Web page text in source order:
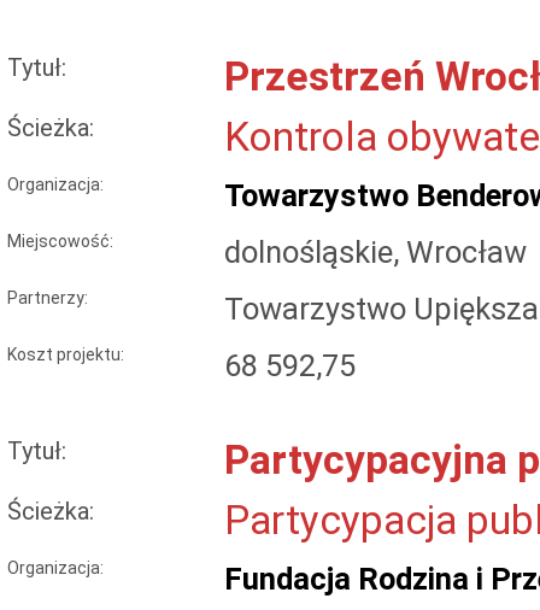
Tytuł: Przestrzeń
Ścieżka: Kontrola
Organizacja: Towarzystwo
Miejscowość: dolnośląskie, Wrocław
Partnerzy: Towarzystwo
Koszt projektu: 68 592,75
Tytuł: Partycypacyjna
Ścieżka: Partycypacja
Organizacja: Fundacja Rodzina i